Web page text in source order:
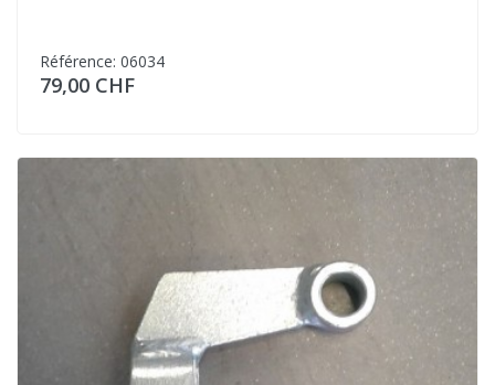
Référence: 06034
79,00 CHF